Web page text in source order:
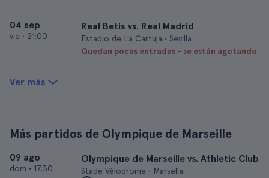
04 sep
vie • 21:00
Real Betis vs. Real Madrid
Estadio de La Cartuja • Sevilla
Quedan pocas entradas - se están agotando
Ver más
Más partidos de Olympique de Marseille
09 ago
dom • 17:30
Olympique de Marseille vs. Athletic Club
Stade Vélodrome • Marsella